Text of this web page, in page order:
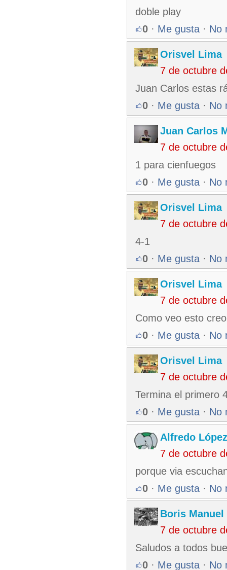
doble play
0 · Me gusta · No
Orisvel Lima
7 de octubre
Juan Carlos estas
0 · Me gusta · No
Juan Carlos
7 de octubre
1 para cienfuegos
0 · Me gusta · No
Orisvel Lima
7 de octubre
4-1
0 · Me gusta · No
Orisvel Lima
7 de octubre
Como veo esto
0 · Me gusta · No
Orisvel Lima
7 de octubre
Termina el primero
0 · Me gusta · No
Alfredo
7 de octubre
porque via
0 · Me gusta · No
Boris Manuel
7 de octubre
Saludos a todos
0 · Me gusta · No